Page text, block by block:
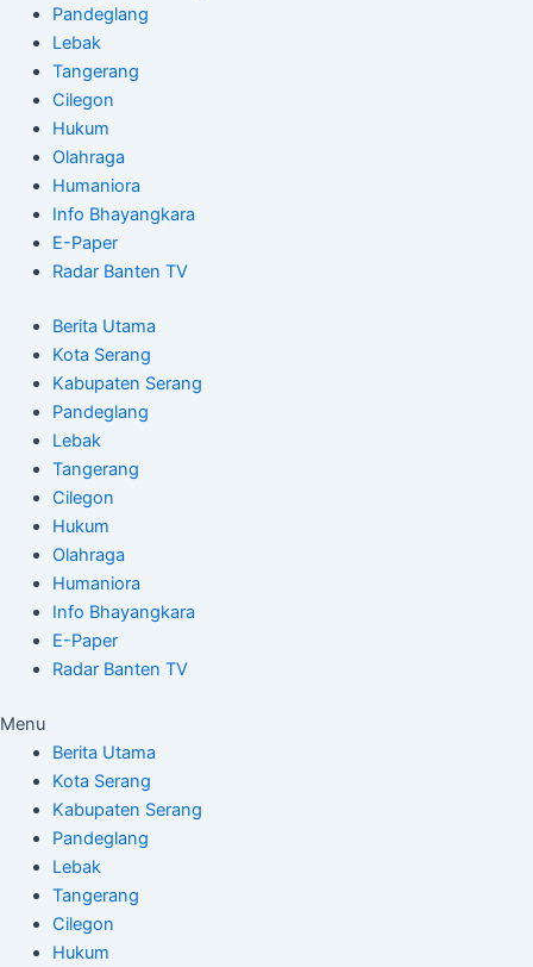
Pandeglang
Lebak
Tangerang
Cilegon
Hukum
Olahraga
Humaniora
Info Bhayangkara
E-Paper
Radar Banten TV
Berita Utama
Kota Serang
Kabupaten Serang
Pandeglang
Lebak
Tangerang
Cilegon
Hukum
Olahraga
Humaniora
Info Bhayangkara
E-Paper
Radar Banten TV
Menu
Berita Utama
Kota Serang
Kabupaten Serang
Pandeglang
Lebak
Tangerang
Cilegon
Hukum